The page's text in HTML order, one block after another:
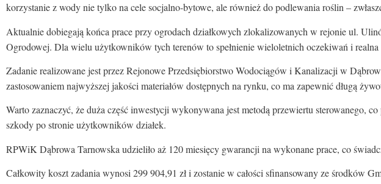
korzystanie z wody nie tylko na cele socjalno-bytowe, ale również do podlewania roślin –
Aktualnie dobiegają końca prace przy ogrodach działkowych zlokalizowanych w rejonie ul.
Ogrodowej. Dla wielu użytkowników tych terenów to spełnienie wieloletnich oczekiwań i
Zadanie realizowane jest przez Rejonowe Przedsiębiorstwo Wodociągów i Kanalizacji w
zastosowaniem najwyższej jakości materiałów dostępnych na rynku, co ma zapewnić długą
Warto zaznaczyć, że duża część inwestycji wykonywana jest metodą przewiertu
szkody po stronie użytkowników działek.
RPWiK Dąbrowa Tarnowska udzieliło aż 120 miesięcy gwarancji na wykonane prace, co
Całkowity koszt zadania wynosi 299 904,91 zł i zostanie w całości sfinansowany ze środków